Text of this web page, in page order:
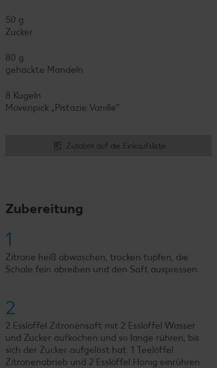
50 g
Zucker
80 g
gehackte Mandeln
8 Kugeln
Mövenpick „Pistazie Vanille“
Zutaten auf die Einkaufsliste
Zubereitung
1
Zitrone heiß abwaschen, trocken tupfen, die
Schale fein abreiben und den Saft auspressen.
2
2 Esslöffel Zitronensaft mit 2 Esslöffel Wasser
und Zucker aufkochen und so lange rühren, bis
sich der Zucker aufgelöst hat. 1 Teelöffel
Zitronenabrieb und 2 Esslöffel Honig einrühren